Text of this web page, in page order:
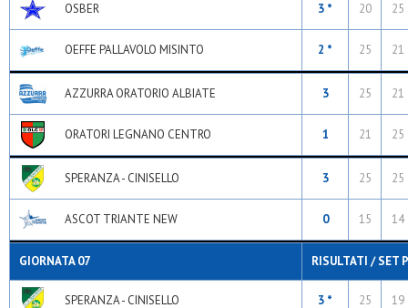
OSBER 3 * 20 25
OEFFE PALLAVOLO MISINTO 2 * 25 21
AZZURRA ORATORIO ALBIATE 3 25 21
ORATORI LEGNANO CENTRO 1 21 25
SPERANZA - CINISELLO 3 25 25
ASCOT TRIANTE NEW 0 15 14
GIORNATA 07 RISULTATI / SET
SPERANZA - CINISELLO 3 * 25 19